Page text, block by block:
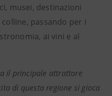
musei, destinazioni
passando per i
ai vini e al
il principale attrattore
di questa regione si gioca